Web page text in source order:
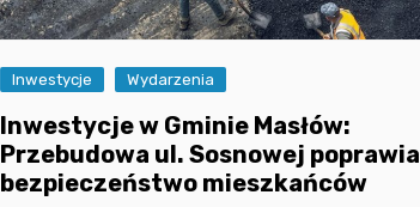
Inwestycje Wydarzenia
Inwestycje w Gminie Masłów:
Przebudowa ul. Sosnowej poprawia
bezpieczeństwo mieszkańców